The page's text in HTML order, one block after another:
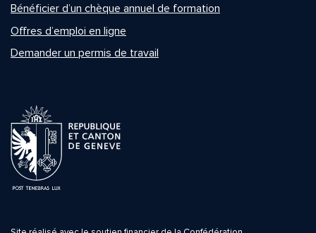
Bénéficier d’un chèque annuel de formation
Offres d’emploi en ligne
Demander un permis de travail